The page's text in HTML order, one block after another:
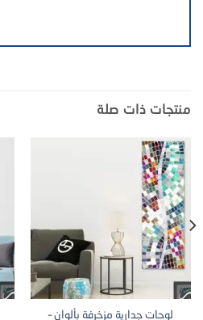
منتجات ذات صلة
لوحات جدارية مزخرفة بألوان –